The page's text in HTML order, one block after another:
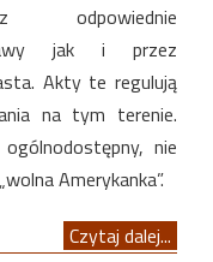
odpowiednie
jak i przez
Akty te regulują
na tym terenie.
nie
Amerykanka”.
Czytaj dalej...